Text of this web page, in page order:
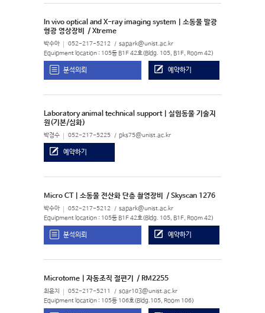
In vivo optical and X-ray imaging system | 소동물 발광
형광 영상장비
/ Xtreme
박수아 052-217-5212 sapark@unist.ac.kr
Equipment location : 105동 B1F 42호(Bldg. 105, B1F, Room 42)
분석의뢰 예약하기
Laboratory animal technical support | 실험동물 기술지
원(기본/심화)
박경수 052-217-5225 pks75@unist.ac.kr
예약하기
Micro CT | 소동물 전산화 단층 촬영장비 / Skyscan 1276
박수아 052-217-5212 sapark@unist.ac.kr
Equipment location : 105동 B1F 42호(Bldg. 105, B1F, Room 42)
분석의뢰 예약하기
Microtome | 자동조직 절편기 / RM2255
최윤지 052-217-5211 soar103@unist.ac.kr
Equipment location : 105동 106호(Bldg.105, Room 106)